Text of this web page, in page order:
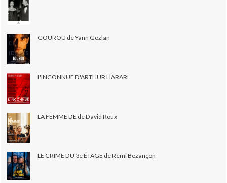
GOUROU de Yann Gozlan
L'INCONNUE D'ARTHUR HARARI
LA FEMME DE de David Roux
LE CRIME DU 3e ÉTAGE de Rémi Bezançon